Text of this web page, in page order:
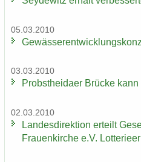
05.03.2010
03.03.2010
Probst­hei­da­er Brü­cke
02.03.2010
Lan­des­di­rek­ti­on er­teilt
Frau­en­kir­che e.V.